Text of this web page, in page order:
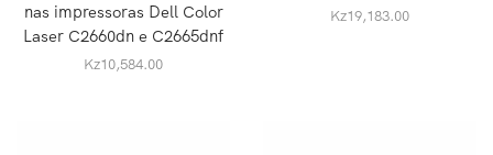
nas impressoras Dell Color
Laser C2660dn e C2665dnf
Kz10,584.00
Kz19,183.00